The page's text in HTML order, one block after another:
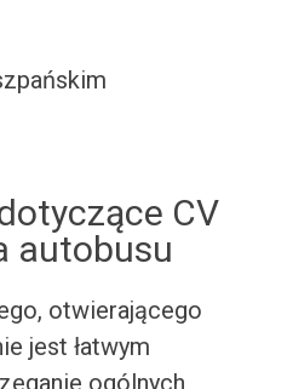
CV
autobusu
otwierającego
jest łatwym
ogólnych